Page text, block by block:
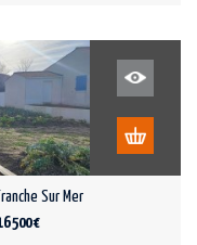
Sur Mer
500 €